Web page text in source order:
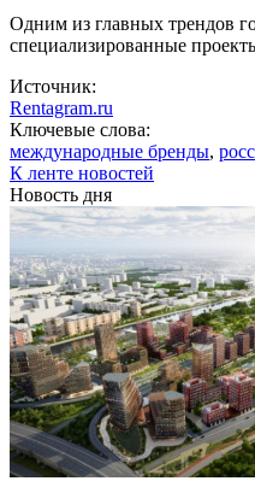
Одним из главных трендов
специализированные
Источник:
Rentagram.ru
Ключевые слова:
международные бренды,
К ленте новостей
Новость дня